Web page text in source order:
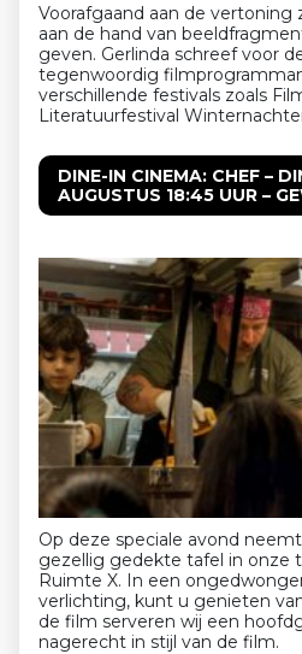
Voorafgaand aan de vertoning
aan de hand van
geven. Gerlinda schreef voor
tegenwoordig
verschillende festivals zoals
Literatuurfestival
DINE-IN CINEMA: CHEF –
AUGUSTUS 18:45 UUR –
Op deze speciale avond
gezellig gedekte tafel in onze
Ruimte X. In een
verlichting, kunt u genieten
de film serveren wij een
nagerecht in stijl van de film.